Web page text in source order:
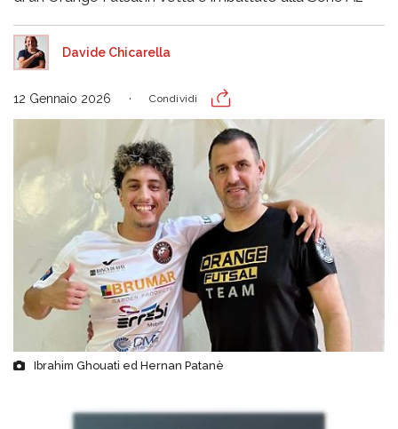
Davide Chicarella
12 Gennaio 2026 Condividi
Ibrahim Ghouati ed Hernan Patanè